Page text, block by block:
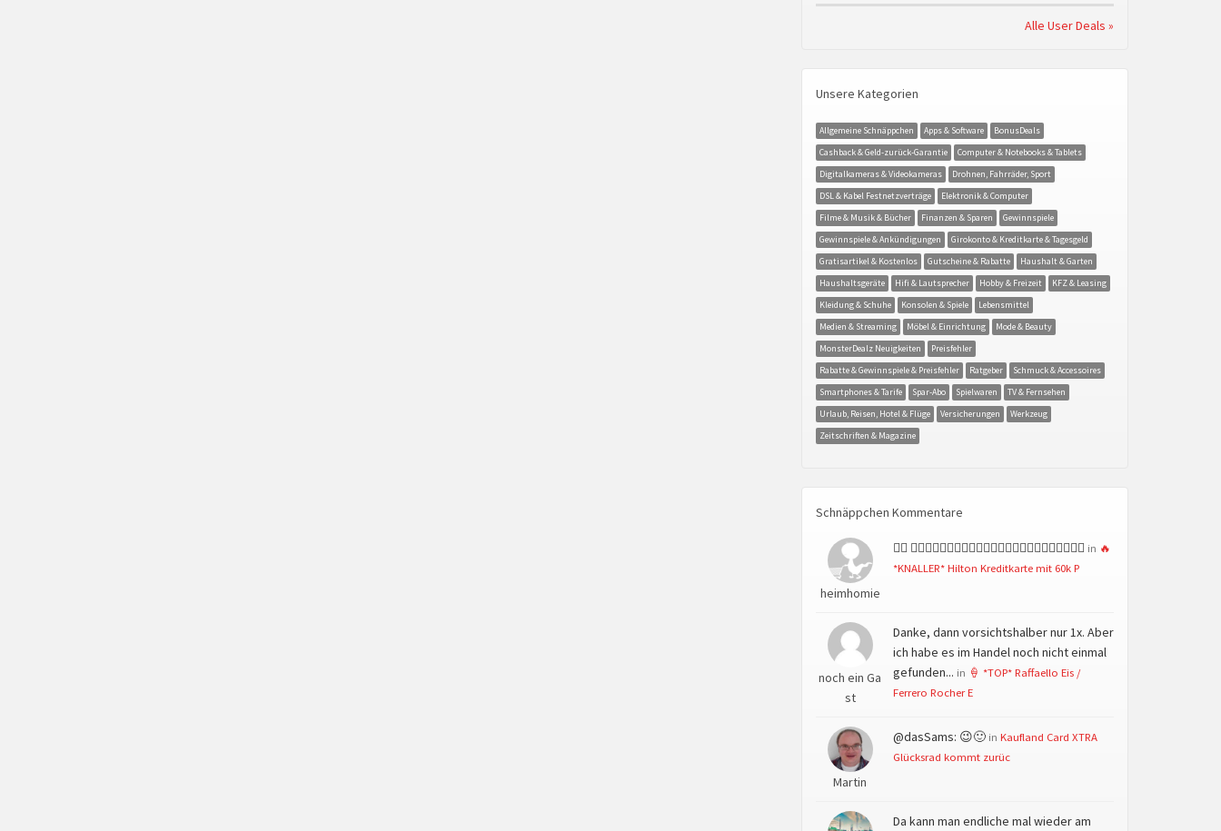
Alle User Deals »
Unsere Kategorien
Allgemeine Schnäppchen Apps & Software
BonusDeals
Cashback & Geld-zurück-Garantie
Computer & Notebooks & Tablets
Digitalkameras & Videokameras
Drohnen, Fahrräder, Sport
DSL & Kabel Festnetzverträge
Elektronik & Computer
Filme & Musik & Bücher
Finanzen & Sparen
Gewinnspiele
Gewinnspiele & Ankündigungen
Girokonto & Kreditkarte & Tagesgeld
Gratisartikel & Kostenlos
Gutscheine & Rabatte
Haushalt & Garten
Haushaltsgeräte
Hifi & Lautsprecher Hobby & Freizeit
KFZ & Leasing
Kleidung & Schuhe
Konsolen & Spiele
Lebensmittel
Medien & Streaming
Möbel & Einrichtung
Mode & Beauty
MonsterDealz Neuigkeiten
Preisfehler
Rabatte & Gewinnspiele & Preisfehler
Ratgeber
Schmuck & Accessoires
Smartphones & Tarife
Spar-Abo Spielwaren
TV & Fernsehen
Urlaub, Reisen, Hotel & Flüge
Versicherungen
Werkzeug
Zeitschriften & Magazine
Schnäppchen Kommentare
heimhomie
👍🏻 👍🏻👍🏻👍🏻👍🏻👍🏻👍🏻👍🏻👍🏻👍🏻👍🏻👍🏻👍🏻 in 🔥
*KNALLER* Hilton Kreditkarte mit 60k P
noch ein Ga
st
Danke, dann vorsichtshalber nur 1x. Aber
ich habe es im Handel noch nicht einmal
gefunden... in 🍦 *TOP* Raffaello Eis /
Ferrero Rocher E
Martin
@dasSams: 😉🙂 in Kaufland Card XTRA
Glücksrad kommt zurüc
Da kann man endliche mal wieder am